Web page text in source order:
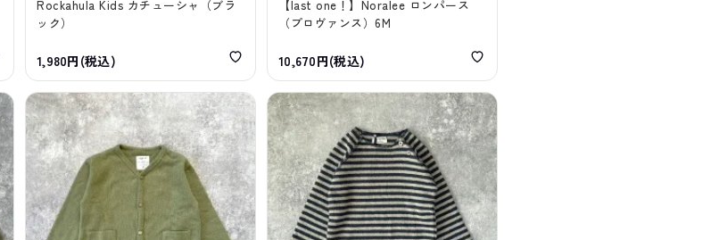
Rockahula Kids カチューシャ（ブラ
ック）
1,980円(税込)
【last one！】Noralee ロンパース
（プロヴァンス）6M
10,670円(税込)